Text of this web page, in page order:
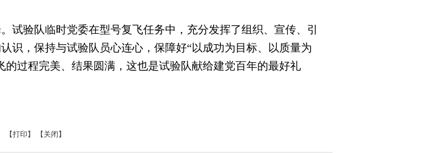
验队临时党委在型号复飞任务中，充分发挥了组织、宣传、引
识，保持与试验队员心连心，保障好“以成功为目标、以质量为
过程完美、结果圆满，这也是试验队献给建党百年的最好礼
【打印】 【关闭】